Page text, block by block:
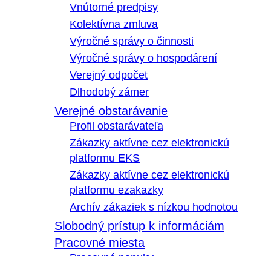
Vnútorné predpisy
Kolektívna zmluva
Výročné správy o činnosti
Výročné správy o hospodárení
Verejný odpočet
Dlhodobý zámer
Verejné obstarávanie
Profil obstarávateľa
Zákazky aktívne cez elektronickú
platformu EKS
Zákazky aktívne cez elektronickú
platformu ezakazky
Archív zákaziek s nízkou hodnotou
Slobodný prístup k informáciám
Pracovné miesta